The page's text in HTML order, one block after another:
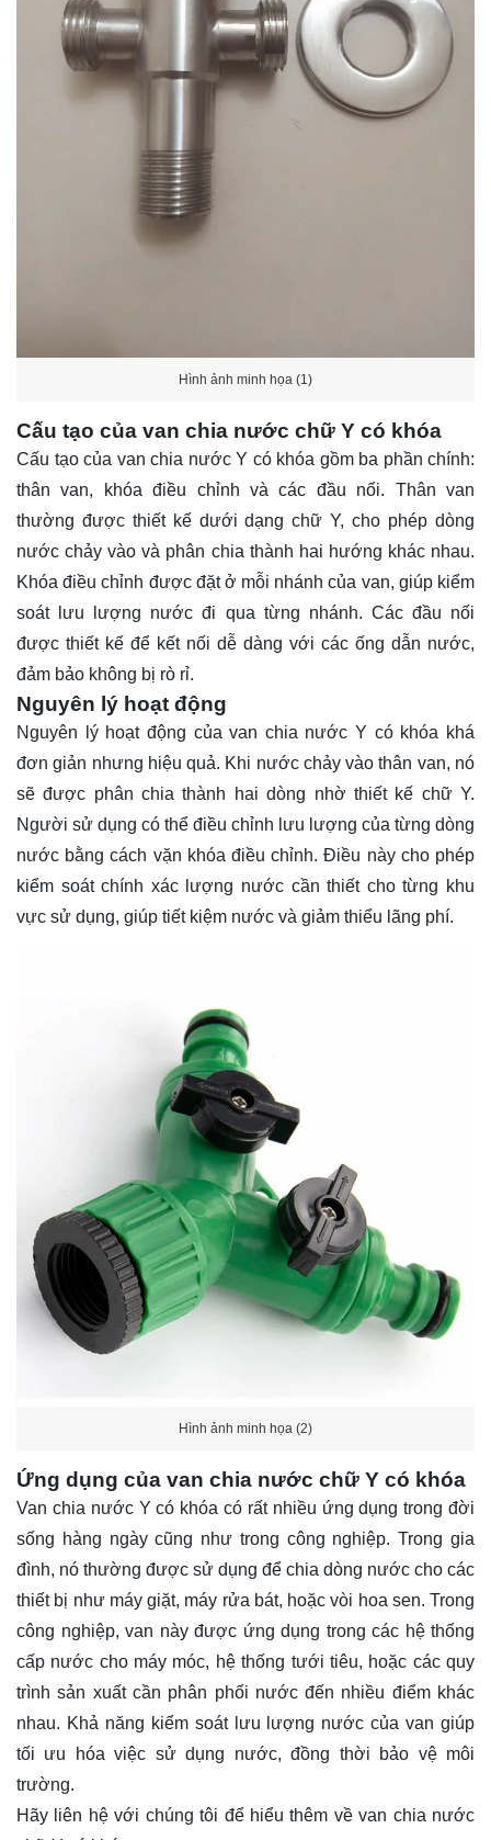
Hình ảnh minh họa (1)
Cấu tạo của van chia nước chữ Y có khóa
Cấu tạo của van chia nước Y có khóa gồm ba phần chính:
thân van, khóa điều chỉnh và các đầu nối. Thân van
thường được thiết kế dưới dạng chữ Y, cho phép dòng
nước chảy vào và phân chia thành hai hướng khác nhau.
Khóa điều chỉnh được đặt ở mỗi nhánh của van, giúp kiểm
soát lưu lượng nước đi qua từng nhánh. Các đầu nối
được thiết kế để kết nối dễ dàng với các ống dẫn nước,
đảm bảo không bị rò rỉ.
Nguyên lý hoạt động
Nguyên lý hoạt động của van chia nước Y có khóa khá
đơn giản nhưng hiệu quả. Khi nước chảy vào thân van, nó
sẽ được phân chia thành hai dòng nhờ thiết kế chữ Y.
Người sử dụng có thể điều chỉnh lưu lượng của từng dòng
nước bằng cách vặn khóa điều chỉnh. Điều này cho phép
kiểm soát chính xác lượng nước cần thiết cho từng khu
vực sử dụng, giúp tiết kiệm nước và giảm thiểu lãng phí.
Hình ảnh minh họa (2)
Ứng dụng của van chia nước chữ Y có khóa
Van chia nước Y có khóa có rất nhiều ứng dụng trong đời
sống hàng ngày cũng như trong công nghiệp. Trong gia
đình, nó thường được sử dụng để chia dòng nước cho các
thiết bị như máy giặt, máy rửa bát, hoặc vòi hoa sen. Trong
công nghiệp, van này được ứng dụng trong các hệ thống
cấp nước cho máy móc, hệ thống tưới tiêu, hoặc các quy
trình sản xuất cần phân phối nước đến nhiều điểm khác
nhau. Khả năng kiểm soát lưu lượng nước của van giúp
tối ưu hóa việc sử dụng nước, đồng thời bảo vệ môi
trường.
Hãy liên hệvới chúng tôi để hiểu thêm về van chia nước